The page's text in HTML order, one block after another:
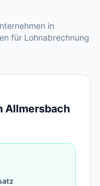
in
für Lohnabrechnung
Allmersbach